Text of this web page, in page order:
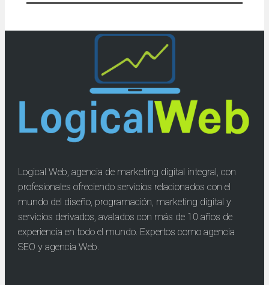
Logical Web, agencia de marketing digital integral, con
profesionales ofreciendo servicios relacionados con el
mundo del diseño, programación, marketing digital y
servicios derivados, avalados con más de 10 años de
experiencia en todo el mundo. Expertos como agencia
SEO y agencia Web.